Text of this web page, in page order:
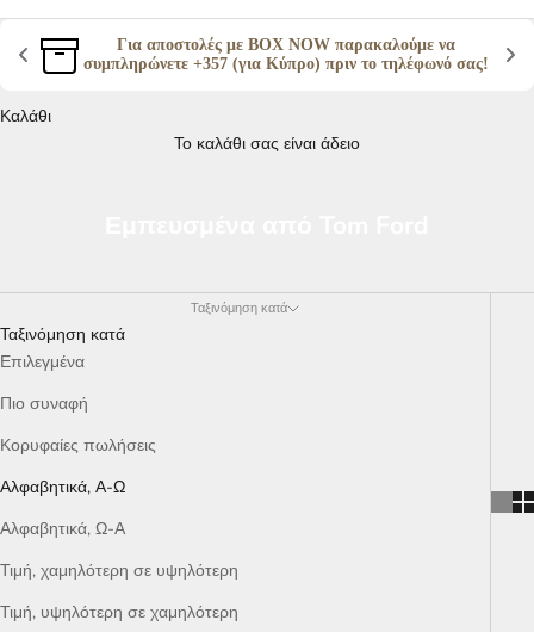
Για αποστολές με BOX NOW παρακαλούμε να
συμπληρώνετε +357 (για Κύπρο) πριν το τηλέφωνό σας!
Καλάθι
Το καλάθι σας είναι άδειο
Ταξινόμηση κατά
Ταξινόμηση κατά
Επιλεγμένα
Πιο συναφή
Κορυφαίες πωλήσεις
Αλφαβητικά, Α-Ω
Αλφαβητικά, Ω-Α
Τιμή, χαμηλότερη σε υψηλότερη
Τιμή, υψηλότερη σε χαμηλότερη